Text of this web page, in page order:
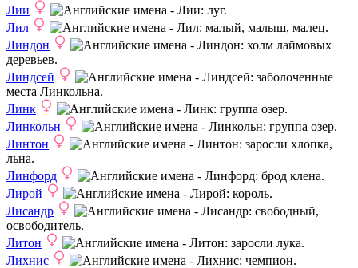
Лии
: луг.
Лил
: малый, малыш, малец.
Линдон
: холм лаймовых
деревьев.
Линдсей
: заболоченные
места Линкольна.
Линк
: группа озер.
Линкольн
: группа озер.
Линтон
: заросли хлопка,
льна.
Линфорд
: брод клена.
Лирой
: король.
Лисандр
: свободный,
освободитель.
Литон
: заросли лука.
Лихнис
: чемпион.